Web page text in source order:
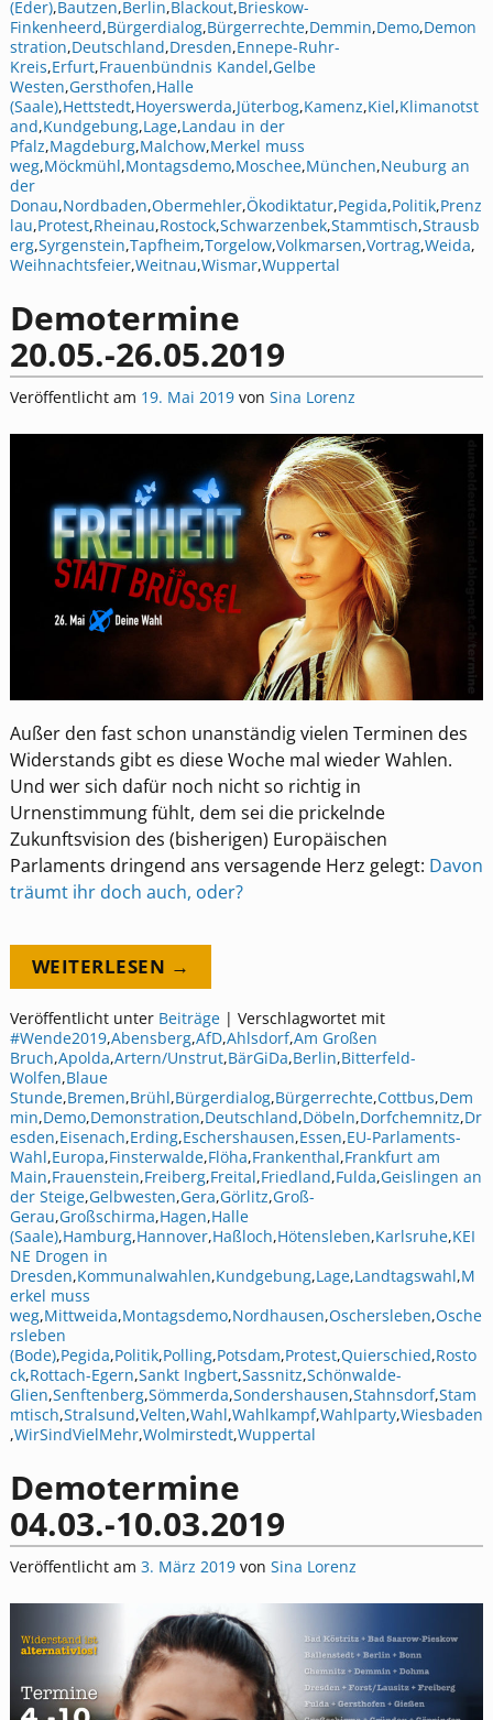
(Eder),Bautzen,Berlin,Blackout,Brieskow-
Finkenheerd,Bürgerdialog,Bürgerrechte,Demmin,Demo,Demon
stration,Deutschland,Dresden,Ennepe-Ruhr-
Kreis,Erfurt,Frauenbündnis Kandel,Gelbe
Westen,Gersthofen,Halle
(Saale),Hettstedt,Hoyerswerda,Jüterbog,Kamenz,Kiel,Klimanotst
and,Kundgebung,Lage,Landau in der
Pfalz,Magdeburg,Malchow,Merkel muss
weg,Möckmühl,Montagsdemo,Moschee,München,Neuburg an
der
Donau,Nordbaden,Obermehler,Ökodiktatur,Pegida,Politik,Prenz
lau,Protest,Rheinau,Rostock,Schwarzenbek,Stammtisch,Strausb
erg,Syrgenstein,Tapfheim,Torgelow,Volkmarsen,Vortrag,Weida,
Weihnachtsfeier,Weitnau,Wismar,Wuppertal
Demotermine
20.05.-26.05.2019
Veröffentlicht am 19. Mai 2019 von Sina Lorenz
Außer den fast schon unanständig vielen Terminen des
Widerstands gibt es diese Woche mal wieder Wahlen.
Und wer sich dafür noch nicht so richtig in
Urnenstimmung fühlt, dem sei die prickelnde
Zukunftsvision des (bisherigen) Europäischen
Parlaments dringend ans versagende Herz gelegt: Davon
träumt ihr doch auch, oder?
WEITERLESEN →
Veröffentlicht unter Beiträge| Verschlagwortet mit
#Wende2019,Abensberg,AfD,Ahlsdorf,Am Großen
Bruch,Apolda,Artern/Unstrut,BärGiDa,Berlin,Bitterfeld-
Wolfen,Blaue
Stunde,Bremen,Brühl,Bürgerdialog,Bürgerrechte,Cottbus,Dem
min,Demo,Demonstration,Deutschland,Döbeln,Dorfchemnitz,Dr
esden,Eisenach,Erding,Eschershausen,Essen,EU-Parlaments-
Wahl,Europa,Finsterwalde,Flöha,Frankenthal,Frankfurt am
Main,Frauenstein,Freiberg,Freital,Friedland,Fulda,Geislingen an
der Steige,Gelbwesten,Gera,Görlitz,Groß-
Gerau,Großschirma,Hagen,Halle
(Saale),Hamburg,Hannover,Haßloch,Hötensleben,Karlsruhe,KEI
NE Drogen in
Dresden,Kommunalwahlen,Kundgebung,Lage,Landtagswahl,M
erkel muss
weg,Mittweida,Montagsdemo,Nordhausen,Oschersleben,Osche
rsleben
(Bode),Pegida,Politik,Polling,Potsdam,Protest,Quierschied,Rosto
ck,Rottach-Egern,Sankt Ingbert,Sassnitz,Schönwalde-
Glien,Senftenberg,Sömmerda,Sondershausen,Stahnsdorf,Stam
mtisch,Stralsund,Velten,Wahl,Wahlkampf,Wahlparty,Wiesbaden
,WirSindVielMehr,Wolmirstedt,Wuppertal
Demotermine
04.03.-10.03.2019
Veröffentlicht am 3. März 2019 von Sina Lorenz